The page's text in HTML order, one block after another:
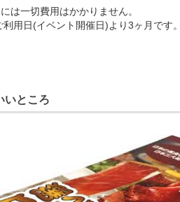
は一切費用はかかりません。
用日(イベント開催日)より3ヶ月です。
ところ